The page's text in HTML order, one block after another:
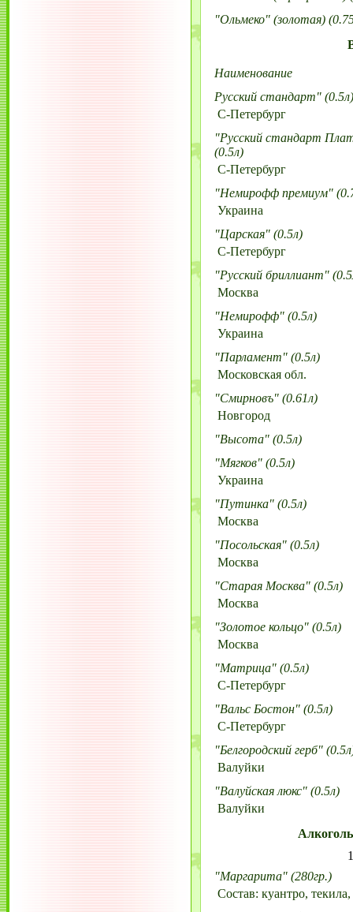
"Ольмеко" (золотая)
Наименование
Русский стандарт" (0.5л)
С-Петербург
"Русский стандарт
(0.5л)
С-Петербург
"Немирофф премиум"
Украина
"Царская" (0.5л)
С-Петербург
"Русский бриллиант"
Москва
"Немирофф" (0.5л)
Украина
"Парламент" (0.5л)
Московская обл.
"Смирновъ" (0.61л)
Новгород
"Высота" (0.5л)
"Мягков" (0.5л)
Украина
"Путинка" (0.5л)
Москва
"Посольская" (0.5л)
Москва
"Старая Москва" (0.5л)
Москва
"Золотое кольцо" (0.5л)
Москва
"Матрица" (0.5л)
С-Петербург
"Вальс Бостон" (0.5л)
С-Петербург
"Белгородский герб"
Валуйки
"Валуйская люкс" (0.5л)
Валуйки
"Маргарита" (280гр.)
Состав: куантро,